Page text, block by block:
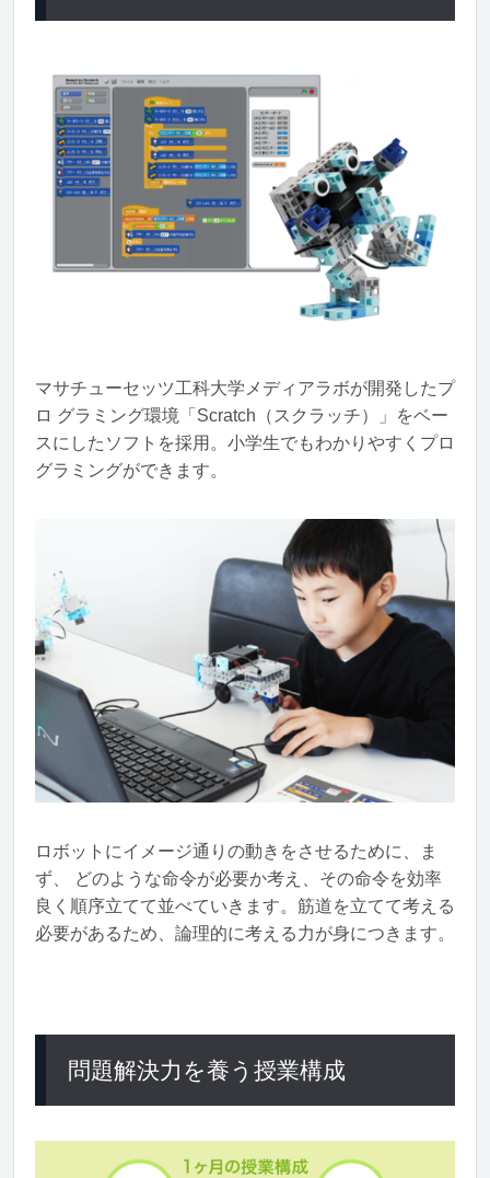
マサチューセッツ工科大学メディアラボが開発したプ
ロ グラミング環境「Scratch（スクラッチ）」をベー
スにしたソフトを採用。小学生でもわかりやすくプロ
グラミングができます。
ロボットにイメージ通りの動きをさせるために、ま
ず、 どのような命令が必要か考え、その命令を効率
良く順序立てて並べていきます。筋道を立てて考える
必要があるため、論理的に考える力が身につきます。
問題解決力を養う授業構成